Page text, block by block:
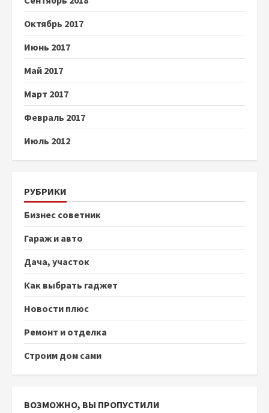
Октябрь 2017
Июнь 2017
Май 2017
Март 2017
Февраль 2017
Июль 2012
РУБРИКИ
Бизнес советник
Гараж и авто
Дача, участок
Как выбрать гаджет
Новости плюс
Ремонт и отделка
Строим дом сами
ВОЗМОЖНО, ВЫ ПРОПУСТИЛИ